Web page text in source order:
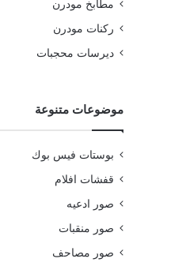
مطابخ مودرن
ركنات مودرن
ديرسات محجبات
موضوعات متنوعة
بوستات فيس بوك
قفشات افلام
صور ادعيه
صور منقبات
صور مصاحف